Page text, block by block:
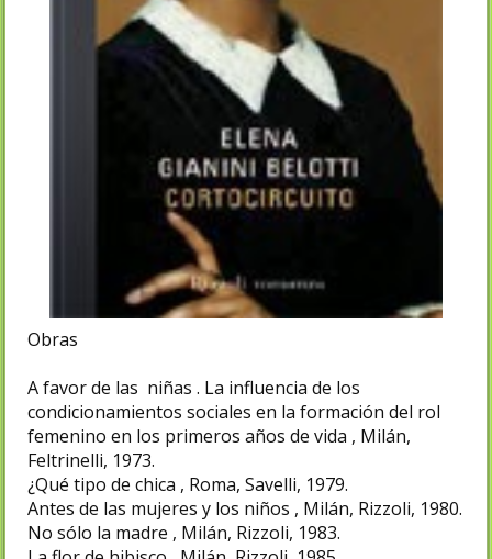
Obras
A favor de las niñas . La influencia de los
condicionamientos sociales en la formación del rol
femenino en los primeros años de vida , Milán,
Feltrinelli, 1973.
¿Qué tipo de chica , Roma, Savelli, 1979.
Antes de las mujeres y los niños , Milán, Rizzoli, 1980.
No sólo la madre , Milán, Rizzoli, 1983.